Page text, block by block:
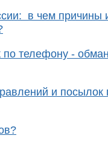
в чем причины
по телефону -
и посылок